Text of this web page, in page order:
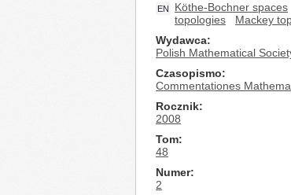
EN Köthe-Bochner spaces
topologies
Mackey
Wydawca
Polish Mathematical
Czasopismo
Commentationes
Rocznik
2008
Tom
48
Numer
2